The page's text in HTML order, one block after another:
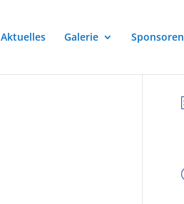
Aktuelles Galerie Sponsoren